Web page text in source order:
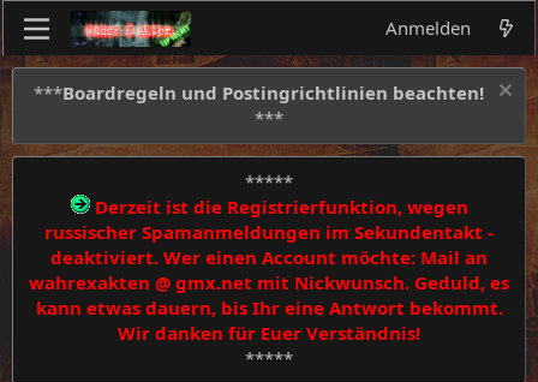
Anmelden
***Boardregeln und Postingrichtlinien beachten!
***
*****
Derzeit ist die Registrierfunktion, wegen
russischer Spamanmeldungen im Sekundentakt -
deaktiviert. Wer einen Account möchte: Mail an
wahrexakten @ gmx.net mit Nickwunsch. Geduld, es
kann etwas dauern, bis Ihr eine Antwort bekommt.
Wir danken für Euer Verständnis!
*****